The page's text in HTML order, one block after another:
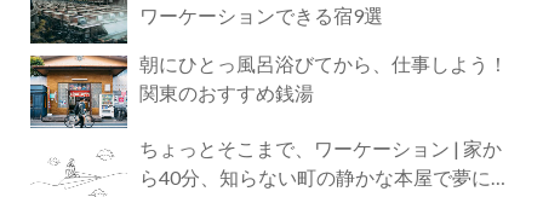
ワーケーションできる宿9選
朝にひとっ風呂浴びてから、仕事しよう！
関東のおすすめ銭湯
ちょっとそこまで、ワーケーション | 家か
ら40分、知らない町の静かな本屋で夢に近